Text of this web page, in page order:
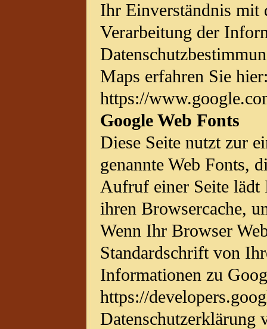
Ihr Einverständnis mit
Verarbeitung der
Maps erfahren Sie
https://
Google Web Fonts
Diese Seite nutzt zur
genannte Web Fonts,
Aufruf einer Seite lädt
ihren Browsercache,
Wenn Ihr Browser
Standardschrift von
Informationen zu
https://
Datenschutzerklärung